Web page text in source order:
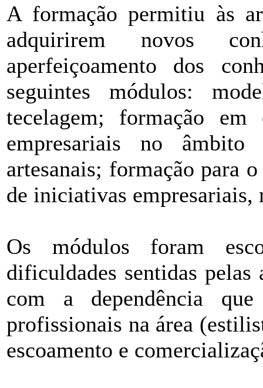
A formação permitiu às
adquirirem novos
aperfeiçoamento dos
seguintes módulos:
tecelagem; formação
empresariais no
artesanais; formação para
de iniciativas
Os módulos foram
dificuldades sentidas pelas
com a dependência
profissionais na área
escoamento e